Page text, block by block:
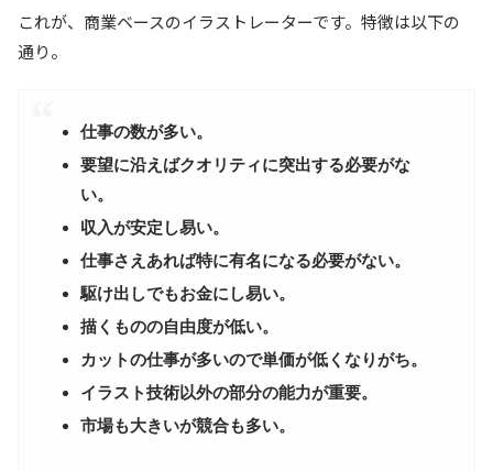
これが、商業ベースのイラストレーターです。特徴は以下の
通り。
仕事の数が多い。
要望に沿えばクオリティに突出する必要がな
い。
収入が安定し易い。
仕事さえあれば特に有名になる必要がない。
駆け出しでもお金にし易い。
描くものの自由度が低い。
カットの仕事が多いので単価が低くなりがち。
イラスト技術以外の部分の能力が重要。
市場も大きいが競合も多い。